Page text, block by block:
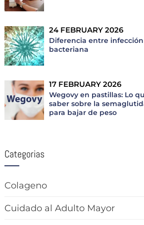
24 FEBRUARY 2026
Diferencia entre
bacteriana
17 FEBRUARY 2026
Wegovy en pastillas: Lo
saber sobre la
para bajar de peso
Categorias
Colageno
Cuidado al Adulto Mayor